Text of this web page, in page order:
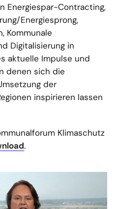
Energiespar-Contracting,
Energiesprong,
Kommunale
Digitalisierung in
aktuelle Impulse und
denen sich die
der
inspirieren lassen
Klimaschutz
.